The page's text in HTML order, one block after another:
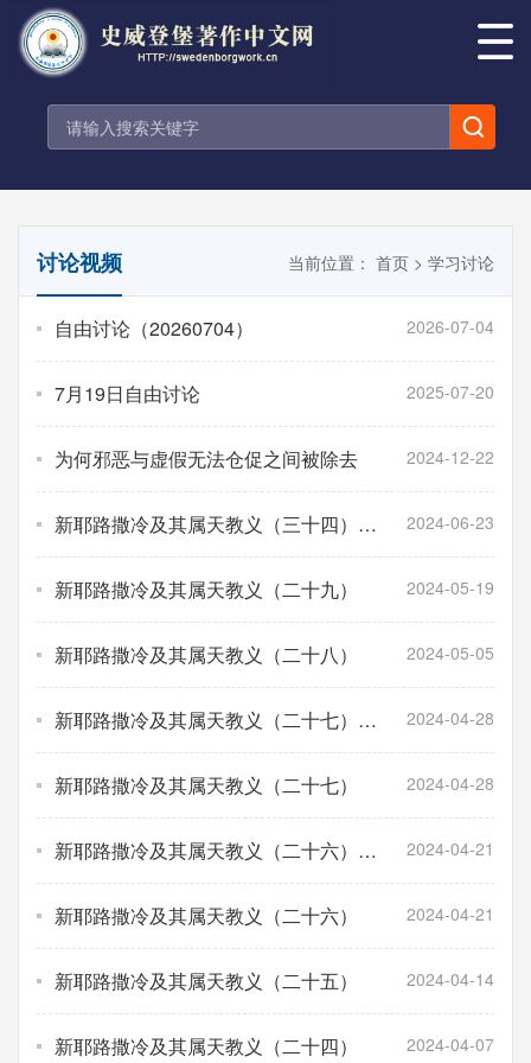
讨论视频 当前位置： 首页 > 学习讨论
自由讨论（20260704） 2026-07-04
7月19日自由讨论 2025-07-20
为何邪恶与虚假无法仓促之间被除去 2024-12-22
新耶路撒冷及其属天教义（三十四）课
后讨论
2024-06-23
新耶路撒冷及其属天教义（二十九） 2024-05-19
新耶路撒冷及其属天教义（二十八） 2024-05-05
新耶路撒冷及其属天教义（二十七）课
后讨论
2024-04-28
新耶路撒冷及其属天教义（二十七） 2024-04-28
新耶路撒冷及其属天教义（二十六）课
后讨论
2024-04-21
新耶路撒冷及其属天教义（二十六） 2024-04-21
新耶路撒冷及其属天教义（二十五） 2024-04-14
新耶路撒冷及其属天教义（二十四） 2024-04-07